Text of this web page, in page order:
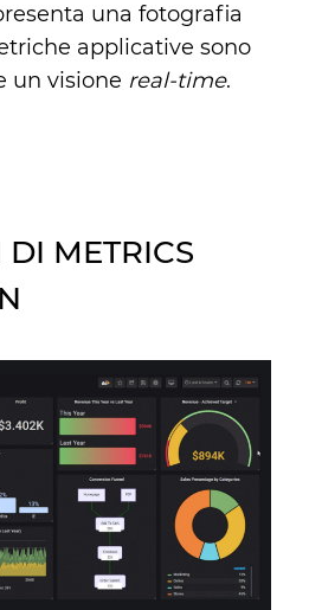
una fotografia
applicative sono
un visione real-time.
METRICS